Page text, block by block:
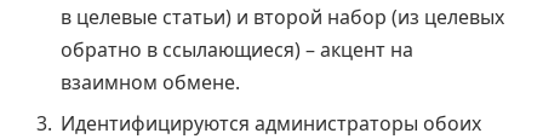
в целевые статьи) и второй набор (из целевых
обратно в ссылающиеся) – акцент на
взаимном обмене.
Идентифицируются администраторы обоих